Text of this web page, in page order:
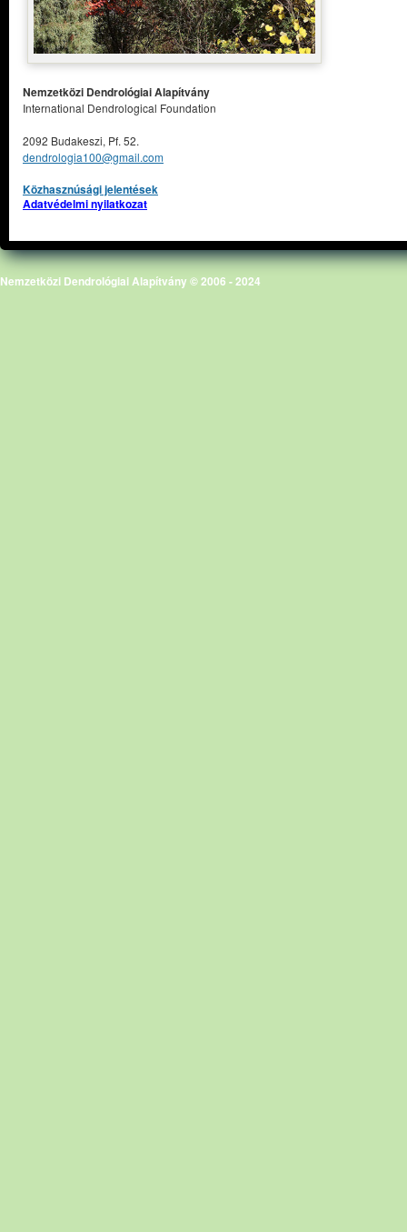
Nemzetközi Dendrológiai Alapítvány
International Dendrological Foundation
2092 Budakeszi, Pf. 52.
dendrologia100@gmail.com
Közhasznúsági jelentések
Adatvédelmi nyilatkozat
Nemzetközi Dendrológiai Alapítvány © 2006 - 2024